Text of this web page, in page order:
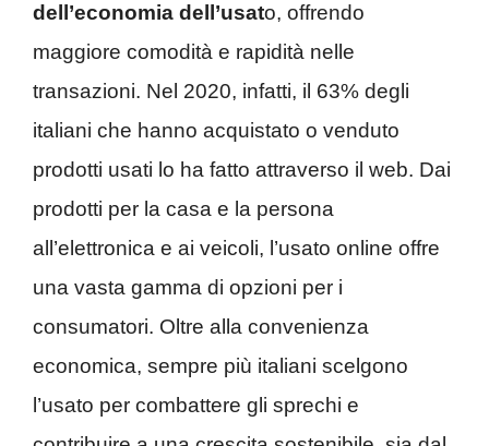
dell’economia dell’usato, offrendo
maggiore comodità e rapidità nelle
transazioni. Nel 2020, infatti, il 63% degli
italiani che hanno acquistato o venduto
prodotti usati lo ha fatto attraverso il web. Dai
prodotti per la casa e la persona
all’elettronica e ai veicoli, l’usato online offre
una vasta gamma di opzioni per i
consumatori. Oltre alla convenienza
economica, sempre più italiani scelgono
l’usato per combattere gli sprechi e